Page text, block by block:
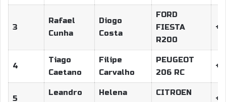
3
Rafael
Cunha
Diogo
Costa
FORD
FIESTA
R200
4
Tiago
Caetano
Filipe
Carvalho
PEUGEOT
206 RC
5
Leandro
Helena
CITROEN